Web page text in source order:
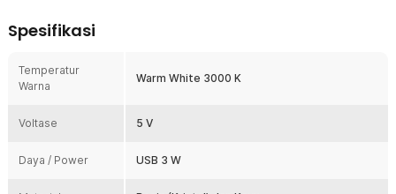
malam hari.
Tidak hanya warna cahayanya saja, Anda juga bisa menikmati
tampilan planet Saturnus 3D di dalam lampu tidur bola kristal ini.
dimanfaatkan sebagai dekorasi atau hadiah.
Meski berbentuk bulat, lampu tidur LED ini tidak akan mudah
Spesifikasi
Temperatur
Warna
Warm White 3000 K
Voltase 5 V
Daya / Power USB 3 W